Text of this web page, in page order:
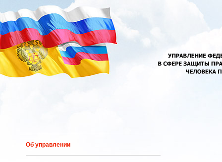
Перейти к основному содержанию
Об управлении